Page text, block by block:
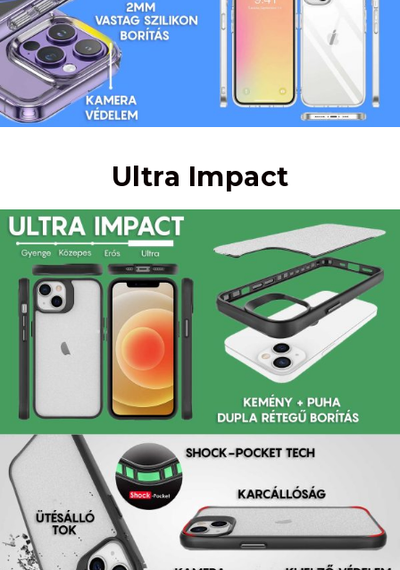
Ultra Impact